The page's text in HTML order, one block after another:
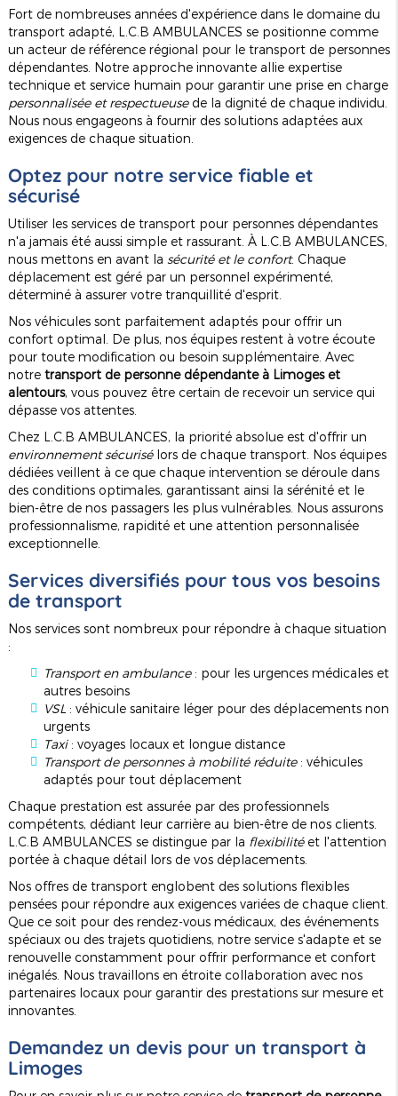
Fort de nombreuses années d'expérience dans le domaine du
transport adapté, L.C.B AMBULANCES se positionne comme
un acteur de référence régional pour le transport de personnes
dépendantes. Notre approche innovante allie expertise
technique et service humain pour garantir une prise en charge
personnalisée et respectueusede la dignité de chaque individu.
Nous nous engageons à fournir des solutions adaptées aux
exigences de chaque situation.
Optez pour notre service fiable et
sécurisé
Utiliser les services de transport pour personnes dépendantes
n'a jamais été aussi simple et rassurant. À L.C.B AMBULANCES,
nous mettons en avant la sécurité et le confort. Chaque
déplacement est géré par un personnel expérimenté,
déterminé à assurer votre tranquillité d'esprit.
Nos véhicules sont parfaitement adaptés pour offrir un
confort optimal. De plus, nos équipes restent à votre écoute
pour toute modification ou besoin supplémentaire. Avec
notre transport de personne dépendante à Limoges et
alentours, vous pouvez être certain de recevoir un service qui
dépasse vos attentes.
Chez L.C.B AMBULANCES, la priorité absolue est d'offrir un
environnement sécurisélors de chaque transport. Nos équipes
dédiées veillent à ce que chaque intervention se déroule dans
des conditions optimales, garantissant ainsi la sérénité et le
bien-être de nos passagers les plus vulnérables. Nous assurons
professionnalisme, rapidité et une attention personnalisée
exceptionnelle.
Services diversifiés pour tous vos besoins
de transport
Nos services sont nombreux pour répondre à chaque situation
:
Transport en ambulance: pour les urgences médicales et
autres besoins
VSL : véhicule sanitaire léger pour des déplacements non
urgents
Taxi: voyages locaux et longue distance
Transport de personnes à mobilité réduite: véhicules
adaptés pour tout déplacement
Chaque prestation est assurée par des professionnels
compétents, dédiant leur carrière au bien-être de nos clients.
L.C.B AMBULANCES se distingue par la flexibilitéet l'attention
portée à chaque détail lors de vos déplacements.
Nos offres de transport englobent des solutions flexibles
pensées pour répondre aux exigences variées de chaque client.
Que ce soit pour des rendez-vous médicaux, des événements
spéciaux ou des trajets quotidiens, notre service s'adapte et se
renouvelle constamment pour offrir performance et confort
inégalés. Nous travaillons en étroite collaboration avec nos
partenaires locaux pour garantir des prestations sur mesure et
innovantes.
Demandez un devis pour un transport à
Limoges